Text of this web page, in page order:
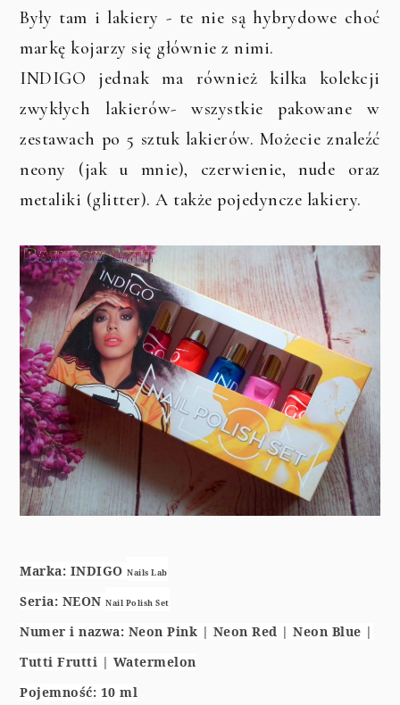
Były tam i lakiery - te nie są hybrydowe choć
markę kojarzy się głównie z nimi.
INDIGO jednak ma również kilka kolekcji
zwykłych lakierów- wszystkie pakowane w
zestawach po 5 sztuk lakierów. Możecie znaleźć
neony (jak u mnie), czerwienie, nude oraz
metaliki (glitter). A także pojedyncze lakiery.
Marka: INDIGONails Lab
Seria: NEONNail Polish Set
Numer i nazwa: Neon Pink | Neon Red | Neon Blue |
Tutti Frutti | Watermelon
Pojemność: 10 ml